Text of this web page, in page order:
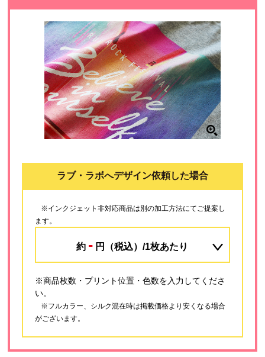
ラブ・ラボへデザイン依頼した場合
※インクジェット非対応商品は別の加工方法にてご提案し
ます。
約 - 円（税込）/1枚あたり
※商品枚数・プリント位置・色数を入力してくださ
い。
※フルカラー、シルク混在時は掲載価格より安くなる場合
がございます。